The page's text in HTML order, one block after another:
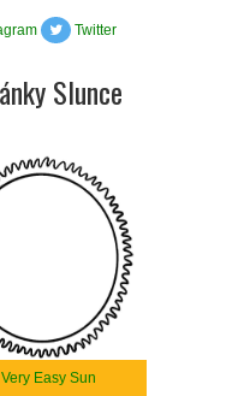
Twitter
Slunce
Very Easy Sun